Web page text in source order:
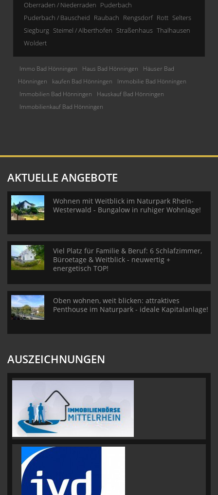
Oberraden / Niederraden Puderbach
Puderbach / Bauscheid Raubach Rengsdorf Rott Selters
Siegburg Steimel / Alberthofen Straßenhaus Thalhausen
Woldert
Immo Bad Hönningen Haus Bad Hönningen
Häuser Bad
Hönningen
kaufen Bad Hönningen
Immobilie Bad Hönningen
Immobilien Bad Hönningen
Hauskauf Bad Hönningen
Immobilienkauf Bad Hönningen
AKTUELLE ANGEBOTE
Wohnen mit Weitblick im Naturpark Rhein-
Westerwald - Bungalow in ruhiger Wohnlage!
Viel Platz für Familie & Beruf: 6 Schlafzimmer,
Büroetage & Weitblick - neuwertig +
energetisch TOP!
Oben wohnen, weit blicken: attraktives
Penthouse im Naturpark - ideale Kapitalanlage!
AUSZEICHNUNGEN